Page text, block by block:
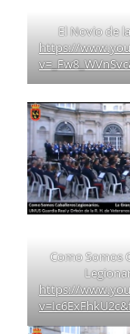
El Novio de
https://
Como Somos
https://